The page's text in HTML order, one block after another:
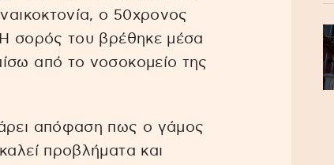
ο 50χρονος
σορός του βρέθηκε μέσα
από το νοσοκομείο της
απόφαση πως ο γάμος
προβλήματα και